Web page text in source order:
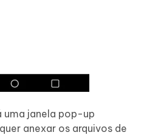
uma janela pop-up
anexar os arquivos de